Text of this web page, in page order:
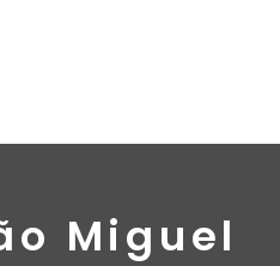
Miguel